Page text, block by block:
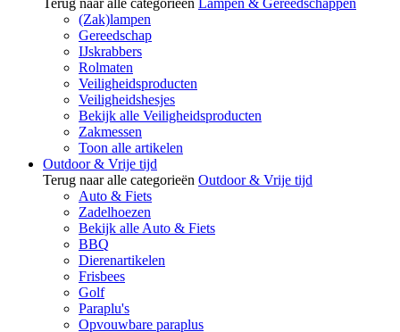
Terug naar alle categorieën Lampen & Gereedschappen
(Zak)lampen
Gereedschap
IJskrabbers
Rolmaten
Veiligheidsproducten
Veiligheidshesjes
Bekijk alle Veiligheidsproducten
Zakmessen
Toon alle artikelen
Outdoor & Vrije tijd
Terug naar alle categorieën Outdoor & Vrije tijd
Auto & Fiets
Zadelhoezen
Bekijk alle Auto & Fiets
BBQ
Dierenartikelen
Frisbees
Golf
Paraplu's
Opvouwbare paraplus